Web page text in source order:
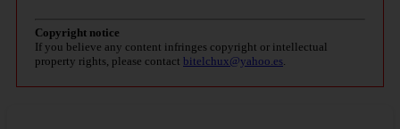
Copyright notice
If you believe any content infringes copyright or intellectual
property rights, please contact bitelchux@yahoo.es.